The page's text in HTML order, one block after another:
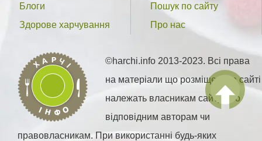
Блоги
Здорове харчування
Пошук по сайту
Про нас
©harchi.info 2013-2023. Всі права
на матеріали що розміщені на сайті
належать власникам сайту або
відповідним авторам чи
правовласникам. При використанні будь-яких